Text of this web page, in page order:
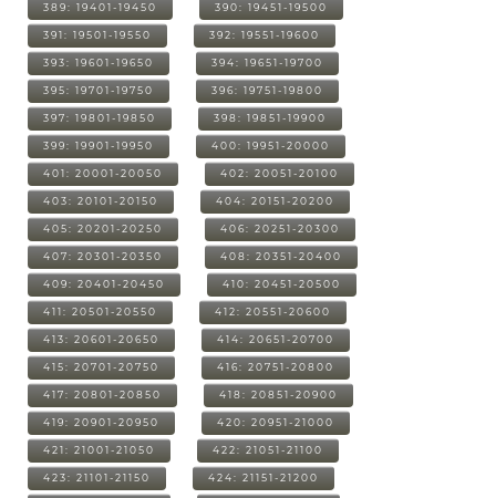
389: 19401-19450 390: 19451-19500
391: 19501-19550 392: 19551-19600
393: 19601-19650 394: 19651-19700
395: 19701-19750 396: 19751-19800
397: 19801-19850 398: 19851-19900
399: 19901-19950 400: 19951-20000
401: 20001-20050 402: 20051-20100
403: 20101-20150 404: 20151-20200
405: 20201-20250 406: 20251-20300
407: 20301-20350 408: 20351-20400
409: 20401-20450 410: 20451-20500
411: 20501-20550 412: 20551-20600
413: 20601-20650 414: 20651-20700
415: 20701-20750 416: 20751-20800
417: 20801-20850 418: 20851-20900
419: 20901-20950 420: 20951-21000
421: 21001-21050 422: 21051-21100
423: 21101-21150 424: 21151-21200